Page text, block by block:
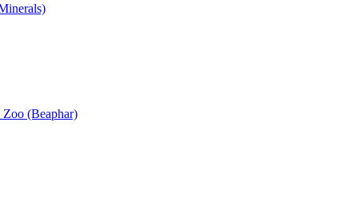
(Beaphar)